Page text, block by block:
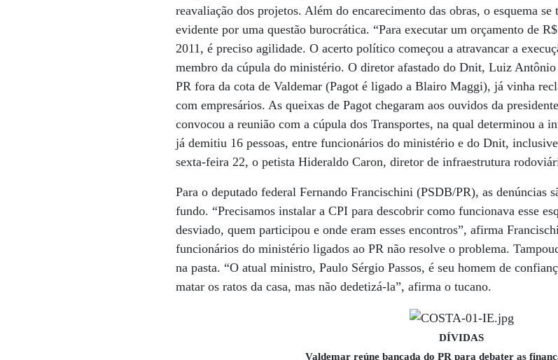
reavaliação dos projetos. Além do encarecimento das obras, o esquema se
evidente por uma questão burocrática. “Para executar um orçamento de
2011, é preciso agilidade. O acerto político começou a atravancar a
membro da cúpula do ministério. O diretor afastado do Dnit, Luiz
PR fora da cota de Valdemar (Pagot é ligado a Blairo Maggi), já vinha
com empresários. As queixas de Pagot chegaram aos ouvidos da
convocou a reunião com a cúpula dos Transportes, na qual determinou a
já demitiu 16 pessoas, entre funcionários do ministério e do Dnit,
sexta-feira 22, o petista Hideraldo Caron, diretor de infraestrutura
Para o deputado federal Fernando Francischini (PSDB/PR), as denúncias
fundo. “Precisamos instalar a CPI para descobrir como funcionava esse
desviado, quem participou e onde eram esses encontros”, afirma
funcionários do ministério ligados ao PR não resolve o problema.
na pasta. “O atual ministro, Paulo Sérgio Passos, é seu homem de
matar os ratos da casa, mas não dedetizá-la”, afirma o tucano.
DÍVIDAS
Valdemar reúne bancada do PR para debater as